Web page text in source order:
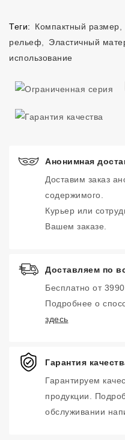
Теги: Компактный размер
рельеф
Эластичный
использование
Анонимная
Доставим заказ
содержимого.
Курьер или
Вашем заказе.
Доставляем по
Бесплатно от 3990
Подробнее о
здесь
Гарантия
Гарантируем
продукции.
обслуживании